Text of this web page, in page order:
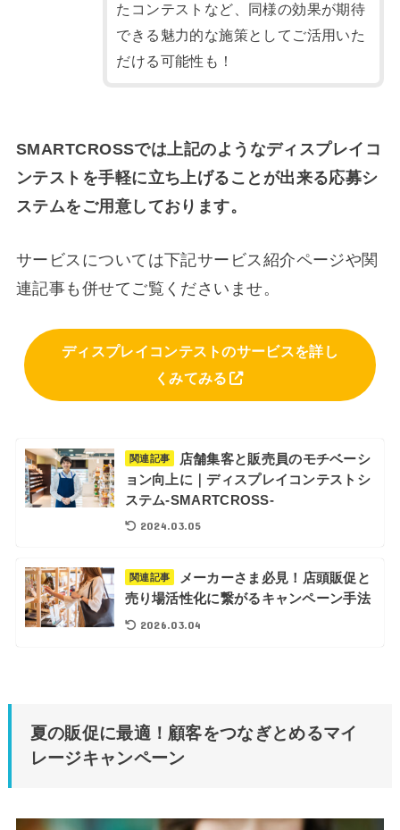
たコンテストなど、同様の効果が期待
できる魅力的な施策としてご活用いた
だける可能性も！
SMARTCROSSでは上記のようなディスプレイコ
ンテストを手軽に立ち上げることが出来る応募シ
ステムをご用意しております。
サービスについては下記サービス紹介ページや関
連記事も併せてご覧くださいませ。
ディスプレイコンテストのサービスを詳し
くみてみる
関連記事
店舗集客と販売員のモチベーシ
ョン向上に｜ディスプレイコンテストシ
ステム-SMARTCROSS-
2024.03.05
関連記事
メーカーさま必見！店頭販促と
売り場活性化に繋がるキャンペーン手法
2026.03.04
夏の販促に最適！顧客をつなぎとめるマイ
レージキャンペーン